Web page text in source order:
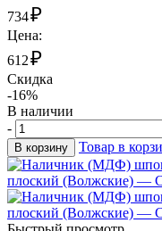
734₽
Цена:
612₽
Скидка
-16%
В наличии
-
В корзину Товар в